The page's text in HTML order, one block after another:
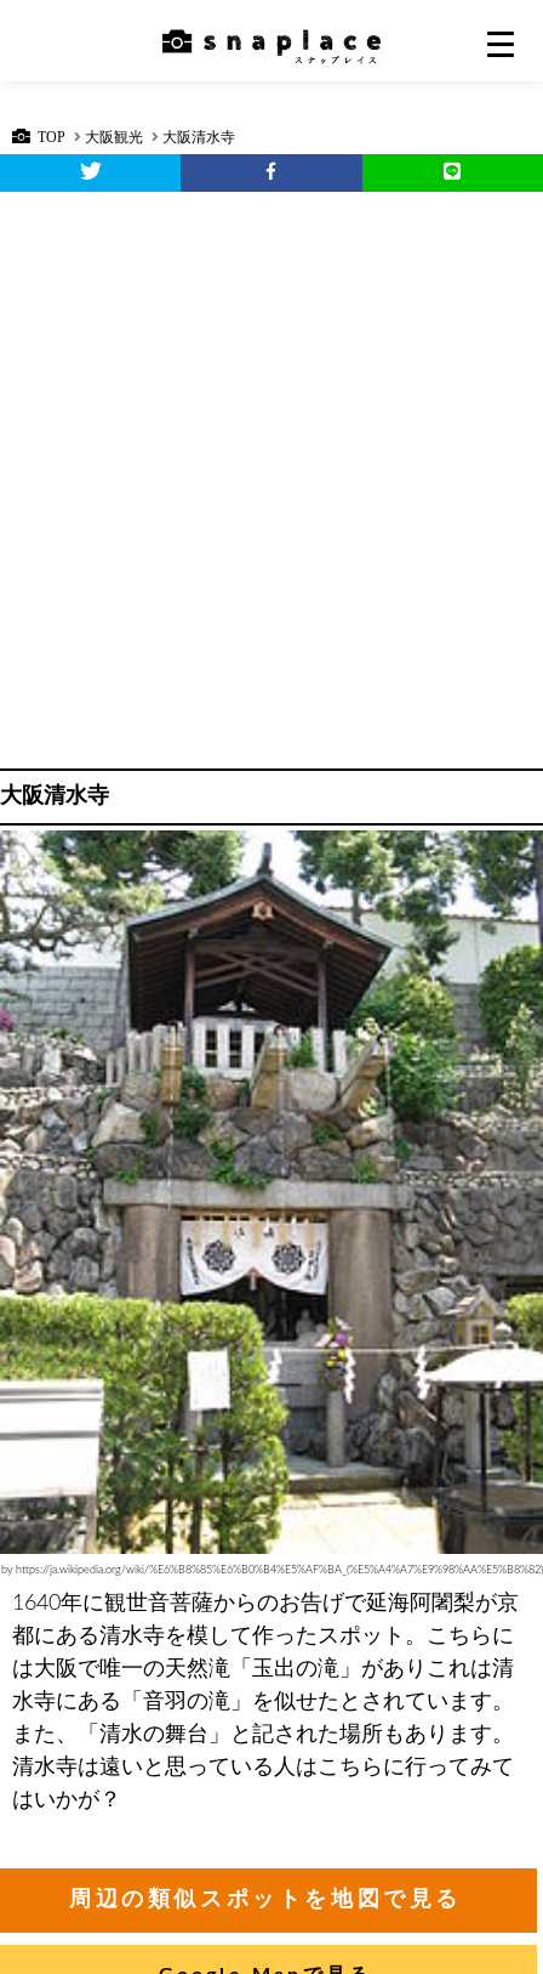
TOP 大阪観光 大阪清水寺
大阪清水寺
by https://ja.wikipedia.org/wiki/%E6%B8%85%E6%B0%B4%E5%AF%BA_(%E5%A4%A7%E9%98%AA%E5%B8%82)
1640年に観世音菩薩からのお告げで延海阿闍梨が京
都にある清水寺を模して作ったスポット。こちらに
は大阪で唯一の天然滝「玉出の滝」がありこれは清
水寺にある「音羽の滝」を似せたとされています。
また、「清水の舞台」と記された場所もあります。
清水寺は遠いと思っている人はこちらに行ってみて
はいかが？
周辺の類似スポットを地図で見る